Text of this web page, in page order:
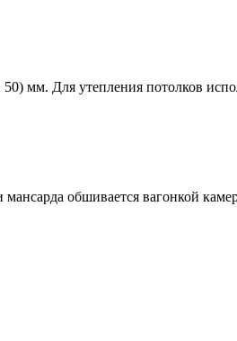
мм. Для утепления потолков
обшивается вагонкой